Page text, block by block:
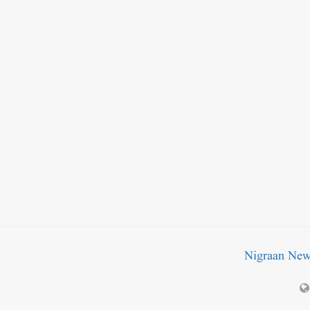
Nigraan